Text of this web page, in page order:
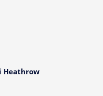
Heathrow